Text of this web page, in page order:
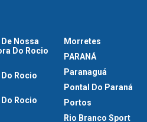
Nossa
Do Rocio
Rocio
Rocio
Morretes
PARANÁ
Paranaguá
Pontal Do Paraná
Portos
Rio Branco Sport